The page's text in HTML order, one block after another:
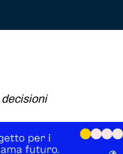
decisioni